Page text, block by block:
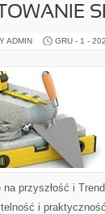
ADMIN GRU - 1 -
na przyszłość i
i